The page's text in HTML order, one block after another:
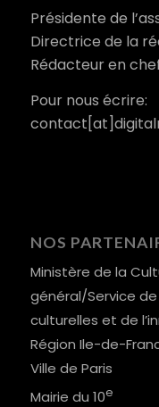
Présidente de
Directrice de la
Rédacteur en
Pour nous écrire:
NOS
Ministère de la
général/Service
culturelles et de
Région Ile-de-
Ville de Paris
Mairie du 10e